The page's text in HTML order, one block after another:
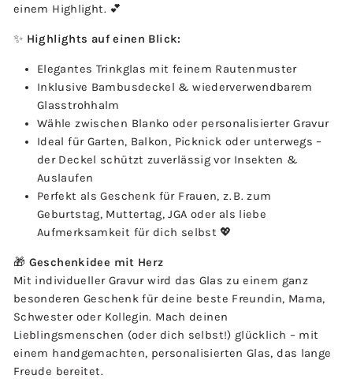
einem Highlight. 💕
✨ Highlights auf einen Blick:
Elegantes Trinkglas mit feinem Rautenmuster
Inklusive Bambusdeckel & wiederverwendbarem
Glasstrohhalm
Wähle zwischen Blanko oder personalisierter Gravur
Ideal für Garten, Balkon, Picknick oder unterwegs –
der Deckel schützt zuverlässig vor Insekten &
Auslaufen
Perfekt als Geschenk für Frauen, z. B. zum
Geburtstag, Muttertag, JGA oder als liebe
Aufmerksamkeit für dich selbst 💖
🎁 Geschenkidee mit Herz
Mit individueller Gravur wird das Glas zu einem ganz
besonderen Geschenk für deine beste Freundin, Mama,
Schwester oder Kollegin. Mach deinen
Lieblingsmenschen (oder dich selbst!) glücklich – mit
einem handgemachten, personalisierten Glas, das lange
Freude bereitet.